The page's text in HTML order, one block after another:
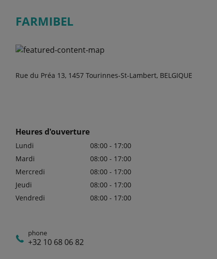
FARMIBEL
Rue du Préa 13, 1457 Tourinnes-St-Lambert, BELGIQUE
Heures d'ouverture
Lundi
08:00 - 17:00
Mardi
08:00 - 17:00
Mercredi
08:00 - 17:00
Jeudi
08:00 - 17:00
Vendredi
08:00 - 17:00
phone
+32 10 68 06 82